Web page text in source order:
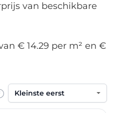
van beschikbare
€ 14.29 per m² en €
op